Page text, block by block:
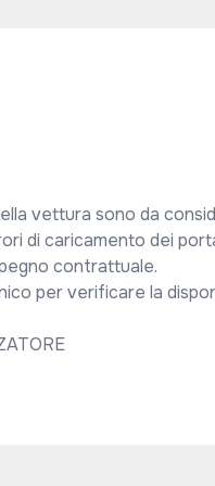
vettura sono da
di caricamento dei
contrattuale.
per verificare la